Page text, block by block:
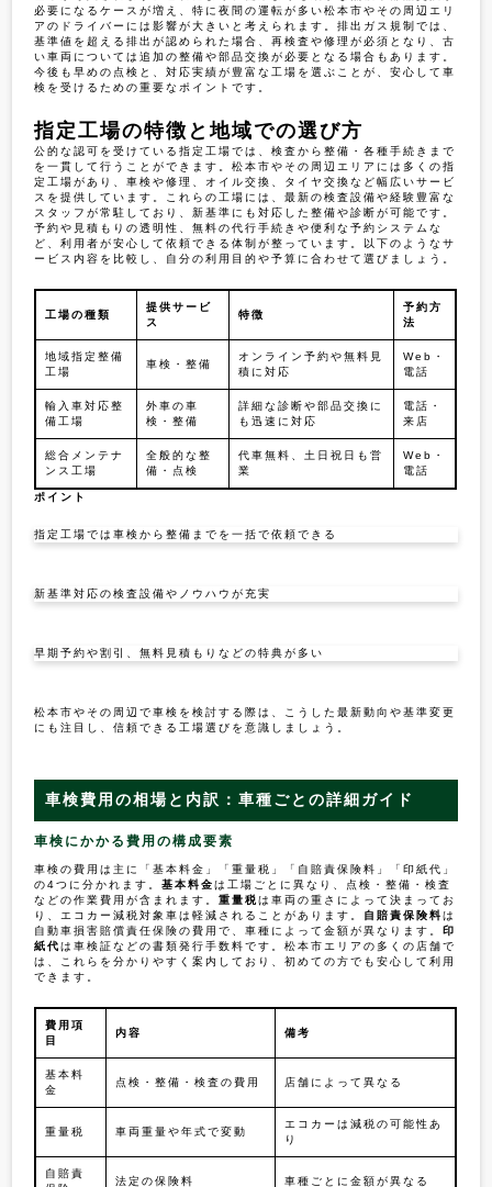
必要になるケースが増え、特に夜間の運転が多い松本市やその周辺エリ
アのドライバーには影響が大きいと考えられます。排出ガス規制では、
基準値を超える排出が認められた場合、再検査や修理が必須となり、古
い車両については追加の整備や部品交換が必要となる場合もあります。
今後も早めの点検と、対応実績が豊富な工場を選ぶことが、安心して車
検を受けるための重要なポイントです。
指定工場の特徴と地域での選び方
公的な認可を受けている指定工場では、検査から整備・各種手続きまで
を一貫して行うことができます。松本市やその周辺エリアには多くの指
定工場があり、車検や修理、オイル交換、タイヤ交換など幅広いサービ
スを提供しています。これらの工場には、最新の検査設備や経験豊富な
スタッフが常駐しており、新基準にも対応した整備や診断が可能です。
予約や見積もりの透明性、無料の代行手続きや便利な予約システムな
ど、利用者が安心して依頼できる体制が整っています。以下のようなサ
ービス内容を比較し、自分の利用目的や予算に合わせて選びましょう。
工場の種類
提供サービ
ス
特徴
予約方
法
地域指定整備
工場
車検・整備
オンライン予約や無料見
積に対応
Web・
電話
輸入車対応整
備工場
外車の車
検・整備
詳細な診断や部品交換に
も迅速に対応
電話・
来店
総合メンテナ
ンス工場
全般的な整
備・点検
代車無料、土日祝日も営
業
Web・
電話
ポイント
指定工場では車検から整備までを一括で依頼できる
新基準対応の検査設備やノウハウが充実
早期予約や割引、無料見積もりなどの特典が多い
松本市やその周辺で車検を検討する際は、こうした最新動向や基準変更
にも注目し、信頼できる工場選びを意識しましょう。
車検費用の相場と内訳：車種ごとの詳細ガイド
車検にかかる費用の構成要素
車検の費用は主に「基本料金」「重量税」「自賠責保険料」「印紙代」
の4つに分かれます。基本料金は工場ごとに異なり、点検・整備・検査
などの作業費用が含まれます。重量税は車両の重さによって決まってお
り、エコカー減税対象車は軽減されることがあります。 自賠責保険料は
自動車損害賠償責任保険の費用で、車種によって金額が異なります。印
紙代は車検証などの書類発行手数料です。松本市エリアの多くの店舗で
は、これらを分かりやすく案内しており、初めての方でも安心して利用
できます。
費用項
目
内容 備考
基本料
金
点検・整備・検査の費用 店舗によって異なる
重量税 車両重量や年式で変動
エコカーは減税の可能性あ
り
自賠責
法定の保険料 車種ごとに金額が異なる